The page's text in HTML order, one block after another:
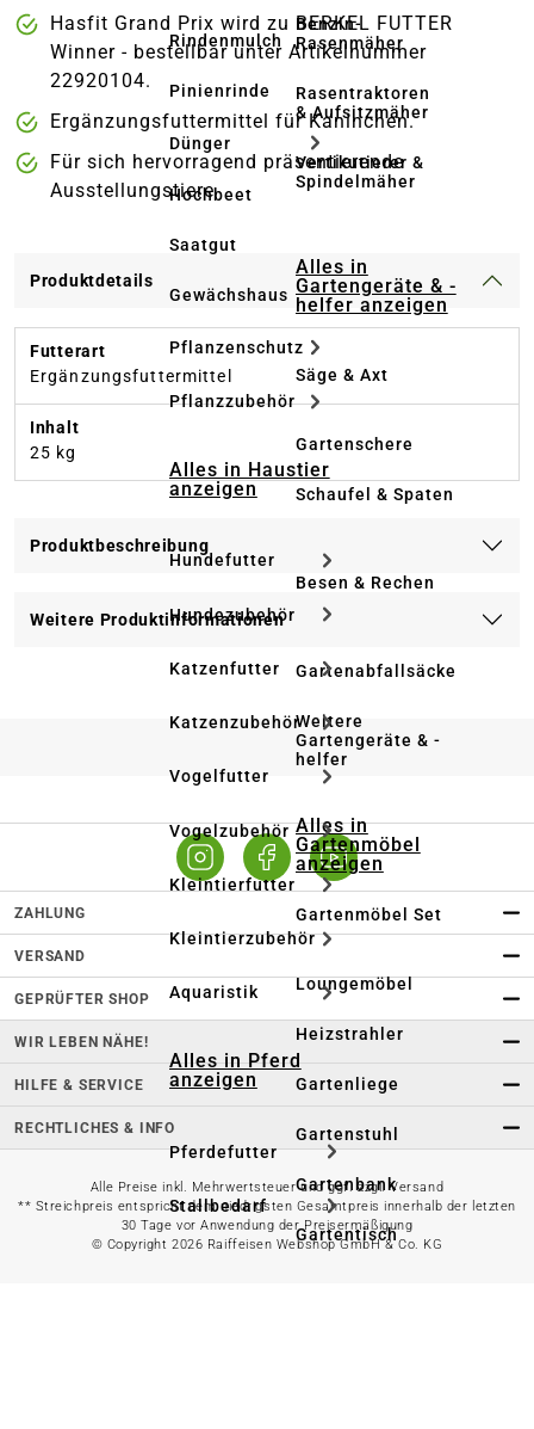
Rindenmulch
Pinienrinde
Dünger
Hochbeet
Saatgut
Gewächshaus
Pflanzenschutz
Pflanzzubehör
Alles in Haustier
anzeigen
Hundefutter
Hundezubehör
Katzenfutter
Katzenzubehör
Vogelfutter
Vogelzubehör
Kleintierfutter
Kleintierzubehör
Aquaristik
Alles in Pferd
anzeigen
Pferdefutter
Stallbedarf
Benzin-
Rasenmäher
Rasentraktoren
& Aufsitzmäher
Vertikutierer &
Spindelmäher
Alles in
Gartengeräte & -
helfer anzeigen
Säge & Axt
Gartenschere
Schaufel & Spaten
Besen & Rechen
Gartenabfallsäcke
Weitere
Gartengeräte & -
helfer
Alles in
Gartenmöbel
anzeigen
Gartenmöbel Set
Loungemöbel
Heizstrahler
Gartenliege
Gartenstuhl
Gartenbank
Gartentisch
Hasfit Grand Prix wird zu BERKEL FUTTER
Winner - bestellbar unter Artikelnummer
22920104.
Ergänzungsfuttermittel für Kaninchen.
Für sich hervorragend präsentierende
Ausstellungstiere
Produktdetails
Futterart
Ergänzungsfuttermittel
Inhalt
25 kg
Produktbeschreibung
Weitere Produktinformationen
ZAHLUNG
VERSAND
GEPRÜFTER SHOP
WIR LEBEN NÄHE!
HILFE & SERVICE
RECHTLICHES & INFO
Alle Preise inkl. Mehrwertsteuer und ggf. zzgl. Versand
** Streichpreis entspricht dem niedrigsten Gesamtpreis innerhalb der letzten
30 Tage vor Anwendung der Preisermäßigung
© Copyright 2026 Raiffeisen Webshop GmbH & Co. KG